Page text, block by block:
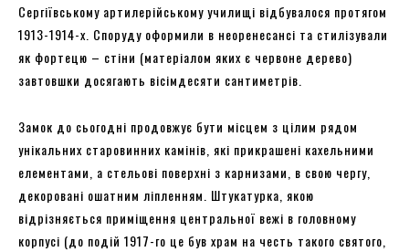
Сергіївському артилерійському училищі відбувалося протягом
1913-1914-х. Споруду оформили в неоренесансі та стилізували
як фортецю – стіни (матеріалом яких є червоне дерево)
завтовшки досягають вісімдесяти сантиметрів.
Замок до сьогодні продовжує бути місцем з цілим рядом
унікальних старовинних камінів, які прикрашені кахельними
елементами, а стельові поверхні з карнизами, в свою чергу,
декоровані ошатним ліпленням. Штукатурка, якою
відрізняється приміщення центральної вежі в головному
корпусі (до подій 1917-го це був храм на честь такого святого,